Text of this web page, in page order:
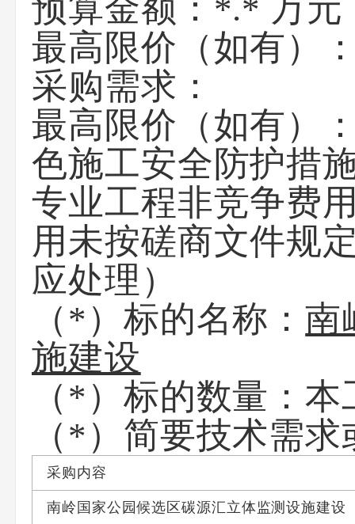
预算金额：*.* 万元
最高限价（如有）
采购需求：
最高限价（如有）
色施工安全防护措
专业工程非竞争费
用未按磋商文件规
应处理）
（*）标的名称：南
施建设
（*）标的数量：
（*）简要技术需
采购内容
南岭国家公园候选区碳源汇立体监测设施建设